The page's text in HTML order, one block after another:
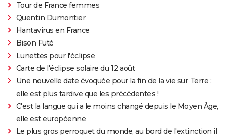
Tour de France femmes
Quentin Dumontier
Hantavirus en France
Bison Futé
Lunettes pour l'éclipse
Carte de l'éclipse solaire du 12 août
Une nouvelle date évoquée pour la fin de la vie sur Terre :
elle est plus tardive que les précédentes !
C'est la langue qui a le moins changé depuis le Moyen Âge,
elle est européenne
Le plus gros perroquet du monde, au bord de l'extinction il